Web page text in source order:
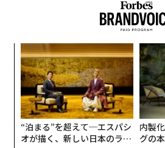
マスク、スペースXは「銀河系で最も進んだ
タグ：
IPO/新規公開株式 SpaceX/スペ
資産運用/資産形成
米国株
advertisement
「資金調達額」が過去最大
6月3日、スペースXはIPO目論見
とは、投資家に株を購入してもら
こと。それによるとスペースXは
億5555万5555株を発行し、1株
600円）で販売しようとしている
PO前日に最終決定されるが、現
性が高い。
“泊まる”を超えて─エスパシ
オが描く、新しい日本のラグ
内製
グの